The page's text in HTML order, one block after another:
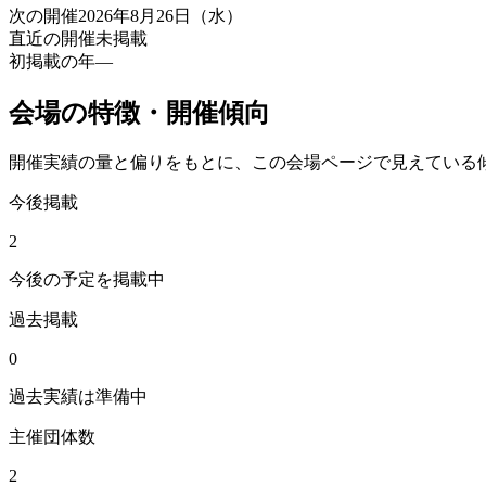
次の開催2026年8月26日（水）
直近の開催未掲載
初掲載の年—
会場の特徴・開催傾向
開催実績の量と偏りをもとに、この会場ページで見えている
今後掲載
2
今後の予定を掲載中
過去掲載
0
過去実績は準備中
主催団体数
2